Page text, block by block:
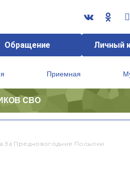
Обращение Личный
Приемная
СВО
За Предновогодние Посылки